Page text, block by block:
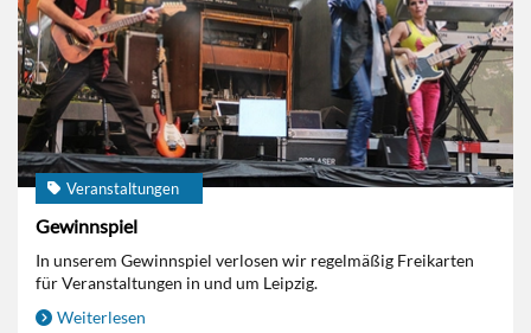
Veranstaltungen
Gewinnspiel
In unserem Gewinnspiel verlosen wir regelmäßig Freikarten
für Veranstaltungen in und um Leipzig.
Weiterlesen